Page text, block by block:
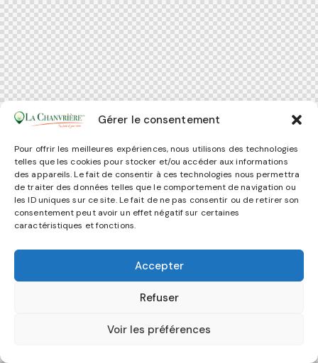
Gérer le consentement
Pour offrir les meilleures expériences, nous utilisons des technologies
telles que les cookies pour stocker et/ou accéder aux informations
des appareils. Le fait de consentir à ces technologies nous permettra
de traiter des données telles que le comportement de navigation ou
les ID uniques sur ce site. Le fait de ne pas consentir ou de retirer son
consentement peut avoir un effet négatif sur certaines
caractéristiques et fonctions.
Accepter
Refuser
Voir les préférences